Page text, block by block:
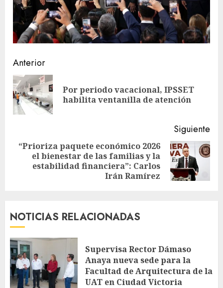
Sigue
leyendo
Anterior
Por periodo vacacional, IPSSET
habilita ventanilla de atención
Siguiente
Siguiente
entrada:
“Prioriza paquete económico 2026
el bienestar de las familias y la
estabilidad financiera”: Carlos
Irán Ramírez
NOTICIAS RELACIONADAS
Supervisa Rector Dámaso
Anaya nueva sede para la
Facultad de Arquitectura de la
UAT en Ciudad Victoria